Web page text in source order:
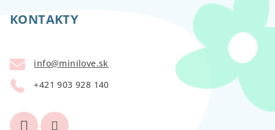
KONTAKTY
info@minilove.sk
+421 903 928 140